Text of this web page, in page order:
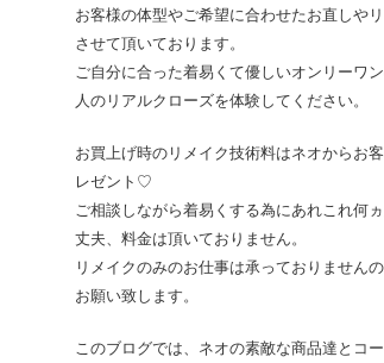
お客様の体型やご希望に合わせたお直しや
させて頂いております。
ご自分に合った着易くて優しいオンリーワ
人のリアルクローズを体験してください。
お買上げ時のリメイク技術料はネオからお
レゼント♡
ご相談しながら着易くする為にあれこれ何
丈夫、料金は頂いておりません。
リメイクのみのお仕事は承っておりませんの
お願い致します。
このブログでは、ネオの素敵な商品達とコ